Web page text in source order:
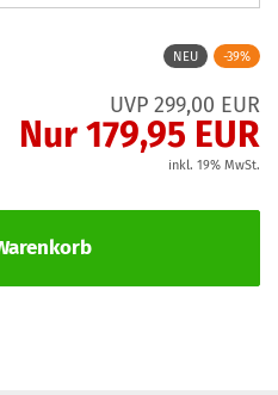
NEU -39%
UVP 299,00 EUR
Nur 179,95 EUR
inkl. 19% MwSt.